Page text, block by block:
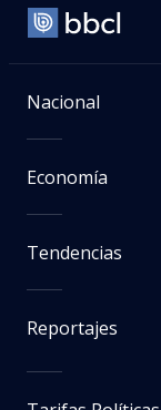
Nacional
Economía
Tendencias
Reportajes